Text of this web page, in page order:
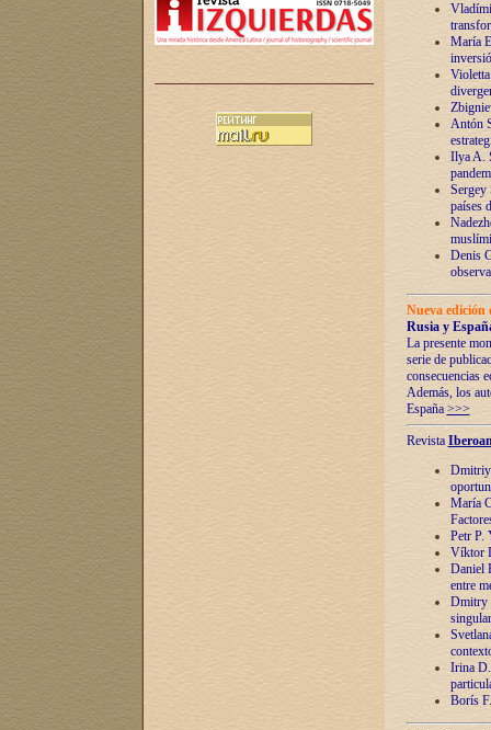
María
Antón
Ilya A.
Sergey
países
Denis
Nueva
Rusia y
La presente
serie de
consecuencias
Además, los
España >>>
Revista
Dmitriy
María
Petr P.
Víktor
Daniel
entre
Dmitry
Irina
Borís